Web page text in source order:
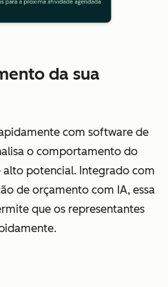
da sua
com software de
o comportamento do
potencial. Integrado com
de orçamento com IA, essa
que os representantes